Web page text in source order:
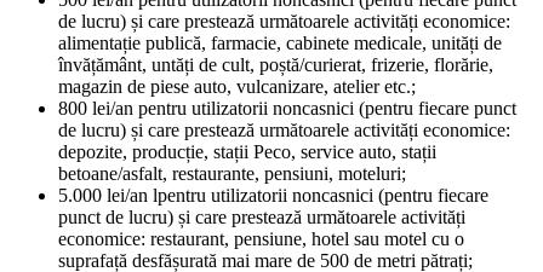
de lucru) și care prestează următoarele activități economice:
alimentație publică, farmacie, cabinete medicale, unități de
învățământ, untăți de cult, poștă/curierat, frizerie, florărie,
magazin de piese auto, vulcanizare, atelier etc.;
800 lei/an pentru utilizatorii noncasnici (pentru fiecare punct
de lucru) și care prestează următoarele activități economice:
depozite, producție, stații Peco, service auto, stații
betoane/asfalt, restaurante, pensiuni, moteluri;
5.000 lei/an lpentru utilizatorii noncasnici (pentru fiecare
punct de lucru) și care prestează următoarele activități
economice: restaurant, pensiune, hotel sau motel cu o
suprafață desfășurată mai mare de 500 de metri pătrați;